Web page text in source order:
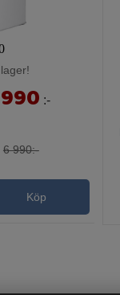
:-
6 990:-
Köp